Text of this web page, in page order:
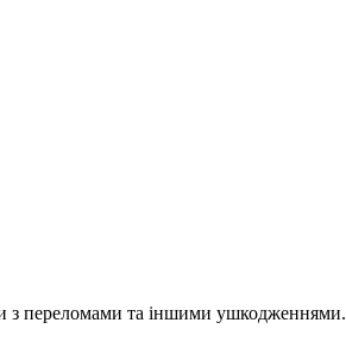
з переломами та іншими ушкодженнями.